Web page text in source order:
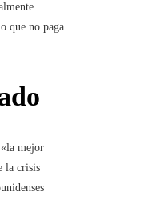
que no paga
mejor
la crisis